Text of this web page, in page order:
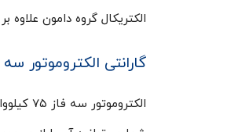
الکتریکال گروه دامون علاوه
گارانتی الکتروموتور سه فاز ۷۵ کیلووات ۱۵۰۰ دور